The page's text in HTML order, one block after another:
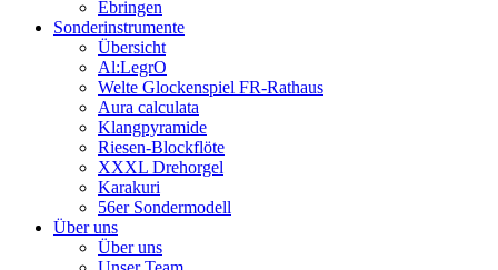
Ebringen
Sonderinstrumente
Übersicht
Al:LegrO
Welte Glockenspiel FR-Rathaus
Aura calculata
Klangpyramide
Riesen-Blockflöte
XXXL Drehorgel
Karakuri
56er Sondermodell
Über uns
Über uns